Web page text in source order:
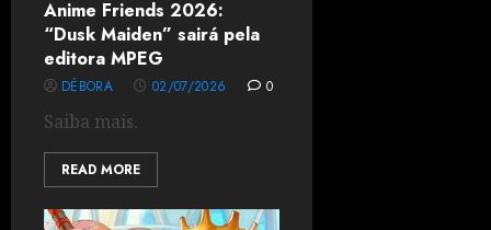
Anime Friends 2026:
“Dusk Maiden” sairá pela
editora MPEG
DÉBORA 02/07/2026 0
Saiba mais.
READ MORE